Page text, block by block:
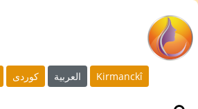
كوردى العربية Kirmanckî